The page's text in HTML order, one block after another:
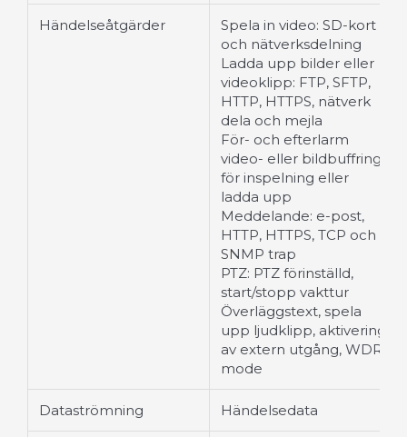
Händelseåtgärder
Spela in video: SD-kort
och nätverksdelning
Ladda upp bilder eller
videoklipp: FTP, SFTP,
HTTP, HTTPS, nätverk
dela och mejla
För- och efterlarm
video- eller bildbuffring
för inspelning eller
ladda upp
Meddelande: e-post,
HTTP, HTTPS, TCP och
SNMP trap
PTZ: PTZ förinställd,
start/stopp vakttur
Överläggstext, spela
upp ljudklipp, aktivering
av extern utgång, WDR
mode
Dataströmning Händelsedata